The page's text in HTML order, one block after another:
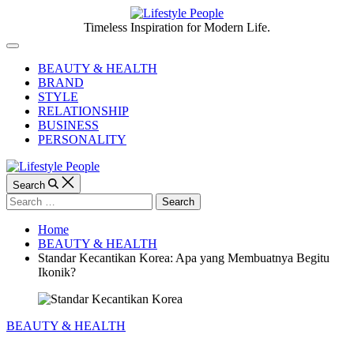
content
People
Timeless Inspiration for Modern Life.
Off
CanvasBEAUTY & HEALTH
BRAND
STYLE
RELATIONSHIP
BUSINESS
PERSONALITY
Search
Search
for:
Home
BEAUTY & HEALTH
Standar Kecantikan Korea: Apa yang Membuatnya Begitu
Ikonik?
Categories
BEAUTY & HEALTH